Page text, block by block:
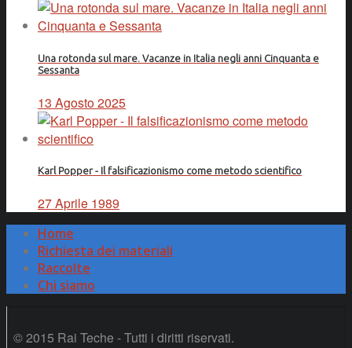
Una rotonda sul mare. Vacanze in Italia negli anni Cinquanta e
Sessanta
13 Agosto 2025
Karl Popper - Il falsificazionismo come metodo scientifico
27 Aprile 1989
Home
Richiesta dei materiali
Raccolte
Chi siamo
© 2015 Rai Teche - Tutti i diritti riservati.